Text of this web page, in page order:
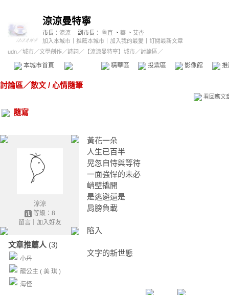
涼涼曼特寧
市長： 涼涼 副市長： 魯直 、 華 、 艾杏
加入本城市
推薦本城市 加入我的最愛
訂閱最新文章
udn／城市／文學創作／詩詞 ／ 【涼涼曼特寧】城市／討論區／
本城市首頁 精華區 投票區 影像館
討論區／散文 / 心情隨筆
看回應文
隨寫
涼涼
等級：8
留言｜ 加入好友
文章推薦人 (3)
小丹
龍公主 ( 美 琪 )
海怪
黃花一朵
人生已百半
晃忽自恃與等待
一面強悍的未必
峭壁撬開
是逃避還是
肩膀負載
陷入
文字的新世態